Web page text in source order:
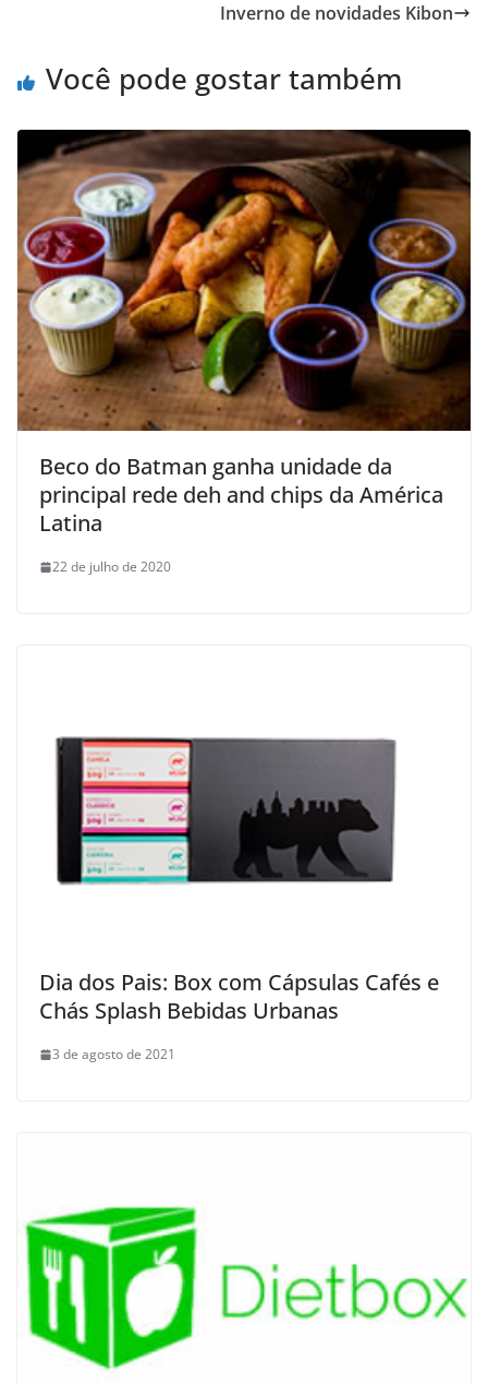
Inverno de novidades Kibon
Você pode gostar também
Beco do Batman ganha unidade da
principal rede deh and chips da América
Latina
22 de julho de 2020
Dia dos Pais: Box com Cápsulas Cafés e
Chás Splash Bebidas Urbanas
3 de agosto de 2021